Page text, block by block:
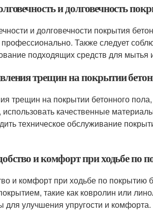
и долговечность
и долговечности покрытия
Также следует
подходящих средств для
трещин на покрытии
трещин на покрытии бетонного
использовать качественные
техническое обслуживание
и комфорт при ходьбе по
и комфорт при ходьбе по покрытию
такие как ковролин или
улучшения упругости и комфорта.